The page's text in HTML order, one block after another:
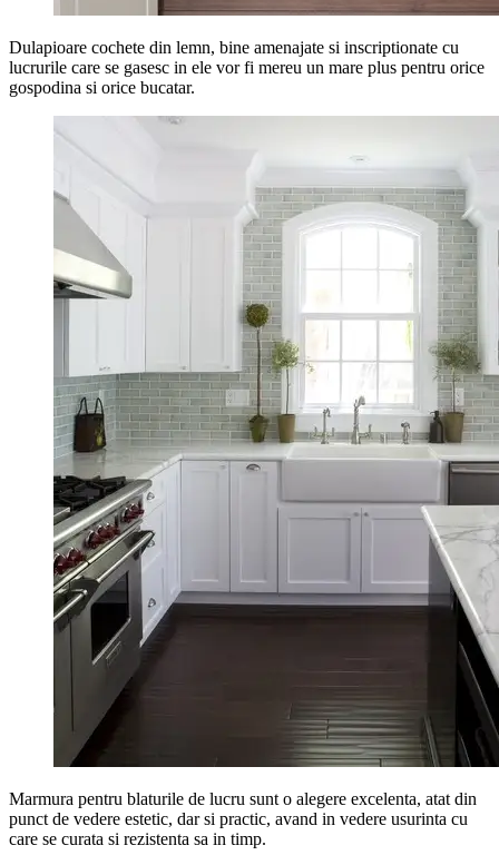
Dulapioare cochete din lemn, bine amenajate si inscriptionate cu
lucrurile care se gasesc in ele vor fi mereu un mare plus pentru orice
gospodina si orice bucatar.
Marmura pentru blaturile de lucru sunt o alegere excelenta, atat din
punct de vedere estetic, dar si practic, avand in vedere usurinta cu
care se curata si rezistenta sa in timp.